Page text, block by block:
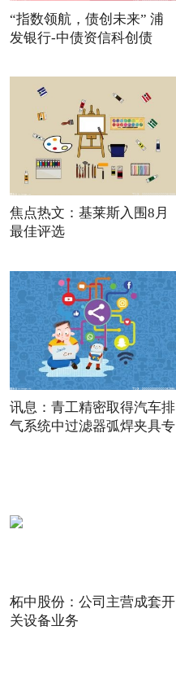
“指数领航，债创未来” 浦
发银行-中债资信科创债
焦点热文：基莱斯入围8月
最佳评选
讯息：青工精密取得汽车排
气系统中过滤器弧焊夹具专
柘中股份：公司主营成套开
关设备业务